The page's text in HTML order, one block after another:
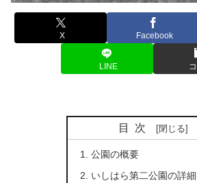
X Facebook
LINE
目次
公園の概要
いしはら第二公園の詳